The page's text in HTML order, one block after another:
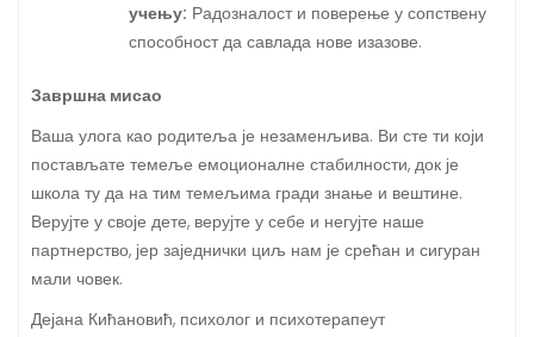
учењу: Радозналост и поверење у сопствену
способност да савлада нове изазове.
Завршна мисао
Ваша улога као родитеља је незаменљива. Ви сте ти који
постављате темеље емоционалне стабилности, док је
школа ту да на тим темељима гради знање и вештине.
Верујте у своје дете, верујте у себе и негујте наше
партнерство, јер заједнички циљ нам је срећан и сигуран
мали човек.
Дејана Кићановић, психолог и психотерапеут